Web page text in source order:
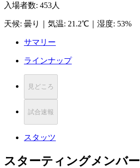
入場者数: 453人
天候: 曇り 気温: 21.2℃ 湿度: 53%
サマリー
ラインナップ
見どころ
試合速報
スタッツ
スターティングメンバー